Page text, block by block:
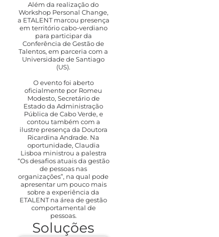
Além da realização do
Workshop Personal Change,
a ETALENT marcou presença
em território cabo-verdiano
para participar da
Conferência de Gestão de
Talentos, em parceria com a
Universidade de Santiago
(US).
O evento foi aberto
oficialmente por Romeu
Modesto, Secretário de
Estado da Administração
Pública de Cabo Verde, e
contou também com a
ilustre presença da Doutora
Ricardina Andrade. Na
oportunidade, Claudia
Lisboa ministrou a palestra
“Os desafios atuais da gestão
de pessoas nas
organizações”, na qual pode
apresentar um pouco mais
sobre a experiência da
ETALENT na área de gestão
comportamental de
pessoas.
Soluções